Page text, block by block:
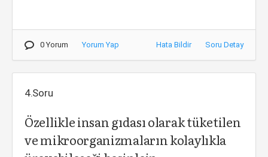
0 Yorum Yorum Yap Hata Bildir Soru Detay
4.Soru
Özellikle insan gıdası olarak tüketilen
ve mikroorganizmaların kolaylıkla